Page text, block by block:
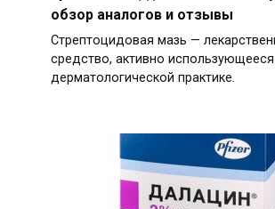
обзор аналогов и отзывы
Стрептоцидовая мазь —
средство, активно
дерматологической практике.